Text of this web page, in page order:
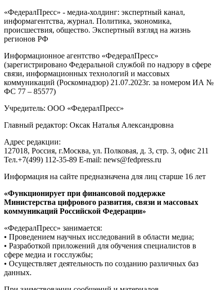
«ФедералПресс» - медиа-холдинг: экспертный канал,
информагентства, журнал. Политика, экономика,
происшествия, общество. Экспертный взгляд на жизнь
регионов РФ
Информационное агентство «ФедералПресс»
(зарегистрировано Федеральной службой по надзору в сфере
связи, информационных технологий и массовых
коммуникаций (Роскомнадзор) 21.07.2023г. за номером ИА №
ФС 77 – 85577)
Учредитель: ООО «ФедералПресс»
Главный редактор: Оксак Наталья Александровна
Адрес редакции:
127018, Россия, г.Москва, ул. Полковая, д. 3, стр. 3, офис 211
Тел.+7(499) 112-35-89 E-mail: news@fedpress.ru
Информация на сайте предназначена для лиц старше 16 лет
«Функционирует при финансовой поддержке
Министерства цифрового развития, связи и массовых
коммуникаций Российской Федерации»
«ФедералПресс» занимается:
• Проведением научных исследований в области медиа;
• Разработкой приложений для обучения специалистов в
сфере медиа и госслужбы;
• Осуществляет деятельность по созданию различных баз
данных.